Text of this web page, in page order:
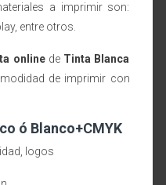
a imprimir son:
entre otros.
onlinede Tinta Blanca
de imprimir con
ó Blanco+CMYK
logos